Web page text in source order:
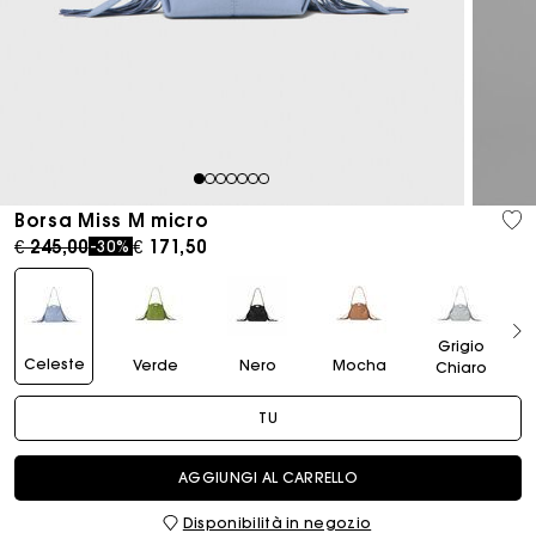
1234567
Borsa Miss M micro
Price reduced from
€ 245,00to
-30% € 171,50
Celeste Verde Nero Mocha
Grigio
Chiaro
TU
AGGIUNGI AL CARRELLO
Disponibilità in negozio